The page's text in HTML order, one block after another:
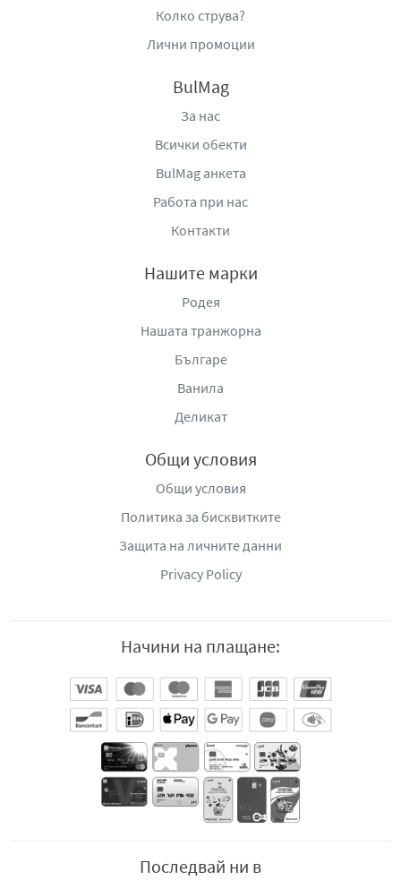
Колко струва?
Лични промоции
BulMag
За нас
Всички обекти
BulMag анкета
Работа при нас
Контакти
Нашите марки
Родея
Нашата транжорна
Българе
Ванила
Деликат
Общи условия
Общи условия
Политика за бисквитките
Защита на личните данни
Privacy Policy
Начини на плащане:
Последвай ни в